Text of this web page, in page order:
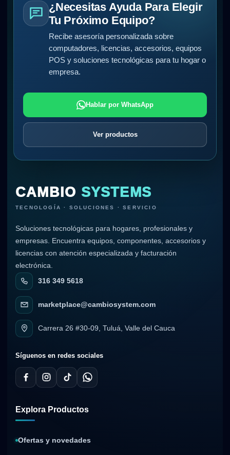
¿Necesitas Ayuda Para Elegir
Tu Próximo Equipo?
Recibe asesoría personalizada sobre
computadores, licencias, accesorios, equipos
POS y soluciones tecnológicas para tu hogar o
empresa.
Hablar por WhatsApp
Ver productos
CAMBIO SYSTEMS
TECNOLOGÍA · SOLUCIONES · SERVICIO
Soluciones tecnológicas para hogares, profesionales y
empresas. Encuentra equipos, componentes, accesorios y
licencias con atención especializada y facturación
electrónica.
316 349 5618
marketplace@cambiosystem.com
Carrera 26 #30-09, Tuluá, Valle del Cauca
Síguenos en redes sociales
Explora Productos
Ofertas y novedades